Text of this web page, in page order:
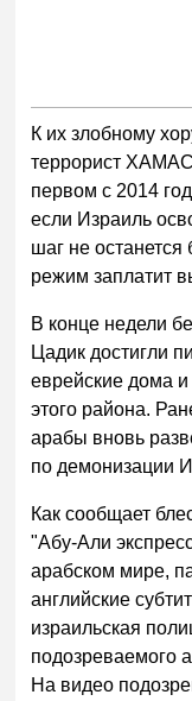
К их злобному
террорист
первом с 2014
если Израиль
шаг не останется
режим заплатит
В конце недели
Цадик достигли
еврейские дома
этого района.
арабы вновь
по демонизации
Как сообщает
"Абу-Али
арабском мире,
английские
израильская
подозреваемого
На видео